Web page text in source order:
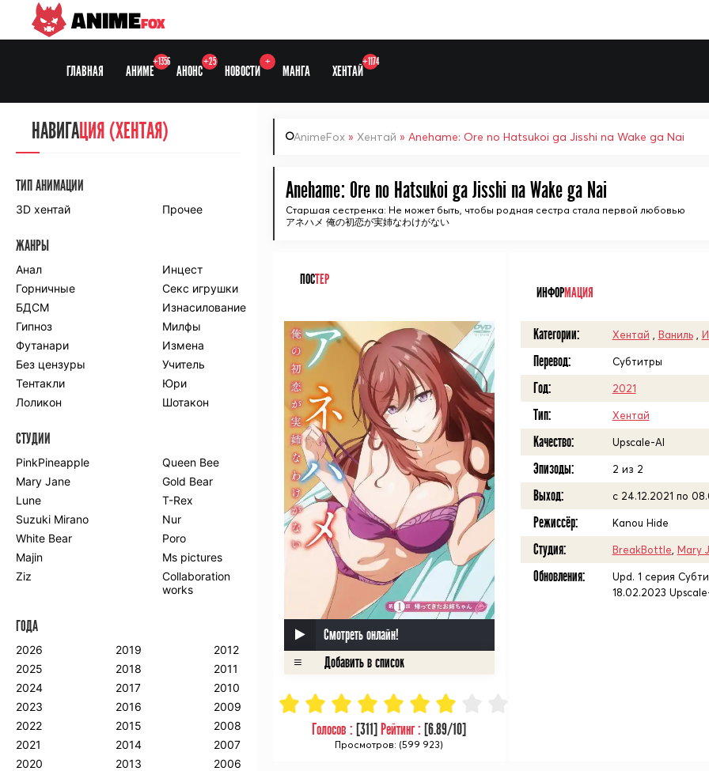
ANIMEFOX
ГЛАВНАЯ АНИМЕ
+1356
АНОНС
+25
НОВОСТИ
+
МАНГА ХЕНТАЙ
+1174
AnimeFox » Хентай » Anehame: Ore no Hatsukoi ga Jisshi na Wake ga Nai
Anehame: Ore no Hatsukoi ga Jisshi na Wake ga Nai
Старшая сестренка: Не может быть, чтобы родная сестра стала первой любовью
アネハメ 俺の初恋が実姉なわけがない
ПОСТЕР
Смотреть онлайн!
Голосов : [311] Рейтинг : [6.89/10]
Просмотров: (599 923)
ИНФОРМАЦИЯ
Категории: Хентай Ваниль,
Перевод: Субтитры
Год: 2021
Тип: Хентай
Качество: Upscale-AI
Эпизоды: 2 из 2
Выход: с 24.12.2021 по
Режиссёр: Kanou Hide
Студия: BreakBottle Mary
Обновления:
Upd. 1 серия
18.02.2023
НАВИГАЦИЯ
СЕЗОНЫ
Anidub
Animedia
Kansai studio
Onibaku
Shiza project
ПО ЖАНРАМ
Комедия
Приключения
Романтика
Школа
Этти
Боевые
искусства
Гарем
Драма
Игры
Исторический
Магия
Фантастика
Фэнтези
Мистика
Попаданцы в
другой мир
Хентай
ПО ГОДУ
2023
2022
2021
2020
2019
2018
2017
2016
2013
2012
2011
2010
2009
2008
2005
2004
2003
2002
2001
2000
НАВИГАЦИЯ (ХЕНТАЯ)
ТИП АНИМАЦИИ
3D хентай Прочее
ЖАНРЫ
Анал
Инцест
Горничные
Секс игрушки
БДСМ
Изнасилование
Гипноз
Милфы
Футанари
Измена
Без цензуры
Учитель
Тентакли
Юри
Лоликон
Шотакон
СТУДИИ
PinkPineapple
Queen Bee
Mary Jane
Gold Bear
Lune
T-Rex
Suzuki Mirano
Nur
White Bear
Poro
Majin
Ms pictures
Ziz
Collaboration
works
ГОДА
2026
2025
2024
2023
2022
2021
2020
2019
2018
2017
2016
2015
2014
2013
2012
2011
2010
2009
2008
2007
2006